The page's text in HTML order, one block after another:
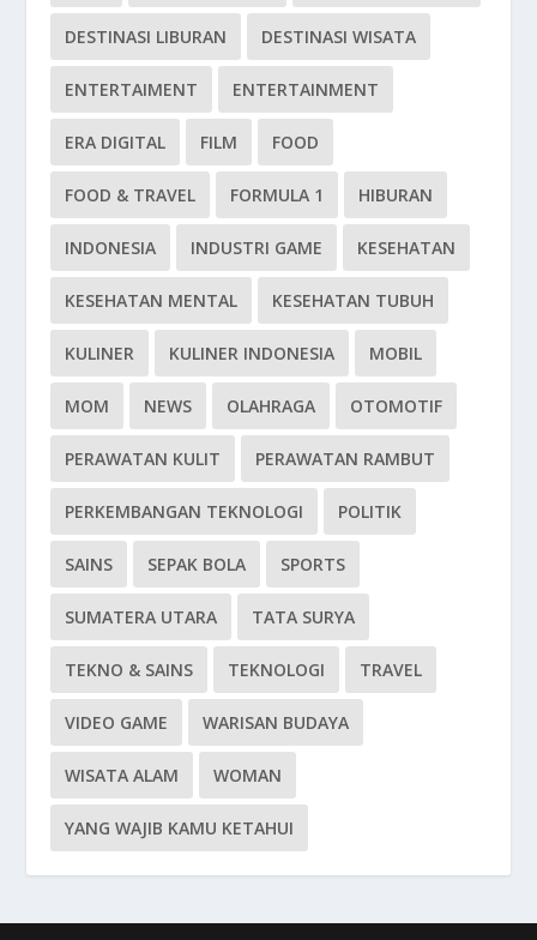
DESTINASI LIBURAN DESTINASI WISATA
ENTERTAIMENT ENTERTAINMENT
ERA DIGITAL FILM FOOD
FOOD & TRAVEL FORMULA 1 HIBURAN
INDONESIA INDUSTRI GAME KESEHATAN
KESEHATAN MENTAL KESEHATAN TUBUH
KULINER KULINER INDONESIA MOBIL
MOM NEWS OLAHRAGA OTOMOTIF
PERAWATAN KULIT PERAWATAN RAMBUT
PERKEMBANGAN TEKNOLOGI POLITIK
SAINS SEPAK BOLA SPORTS
SUMATERA UTARA TATA SURYA
TEKNO & SAINS TEKNOLOGI TRAVEL
VIDEO GAME WARISAN BUDAYA
WISATA ALAM WOMAN
YANG WAJIB KAMU KETAHUI